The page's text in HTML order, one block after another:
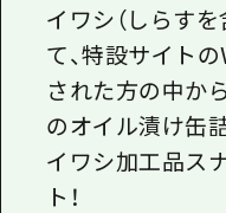
イワシ（しらす
て、特設サイト
された方の中か
のオイル漬け缶
イワシ加工品ス
ト！